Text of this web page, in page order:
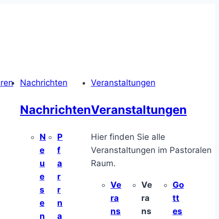
Nachrichten
Nachrichten
N
e
u
e
s
e
n
P
f
a
r
r
n
a
Veranstaltungen
Veranstaltungen
Hier finden Sie alle
Veranstaltungen im Pastoralen
Raum.
Ve
ra
ns
Ve
ra
ns
Go
tt
es